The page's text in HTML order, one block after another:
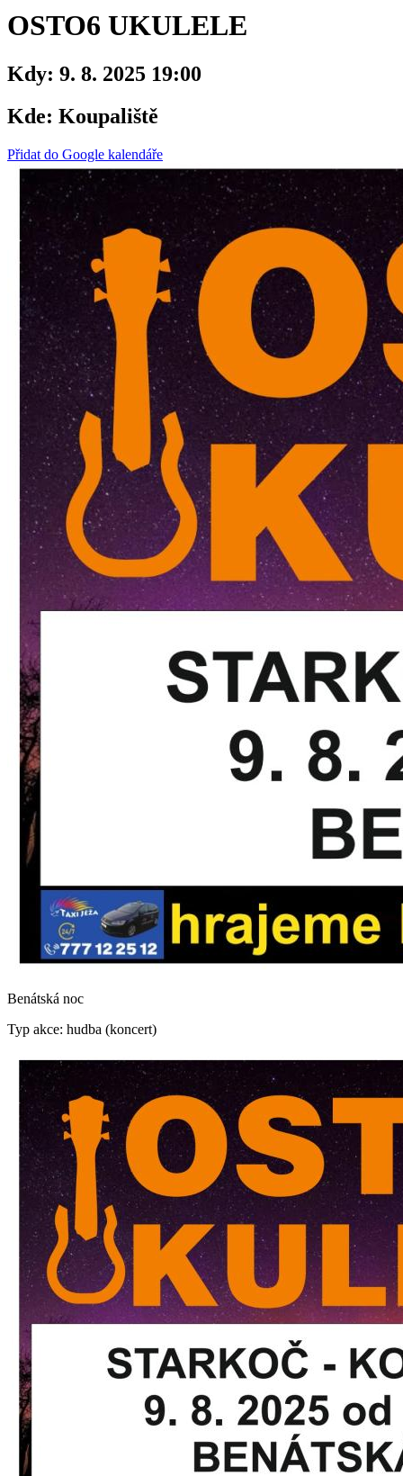
OSTO6 UKULELE
Kdy: 9. 8. 2025 19:00
Kde: Koupaliště
Přidat do Google kalendáře
Benátská noc
Typ akce: hudba (koncert)